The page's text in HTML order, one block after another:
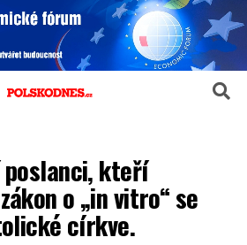
kteří
o „in vitro“ se
církve.